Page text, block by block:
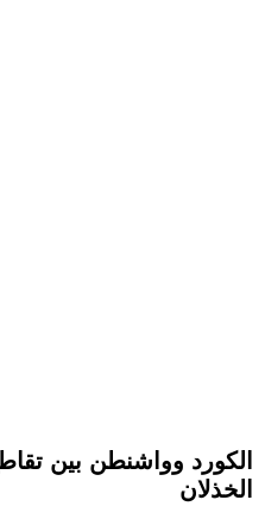
الكورد وواشنطن بين
الخذلان